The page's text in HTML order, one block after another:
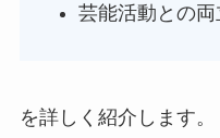
芸能活動との両
を詳しく紹介します。